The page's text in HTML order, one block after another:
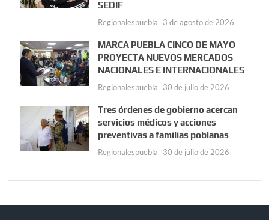
SEDIF
Regionalespuebla 3 de agosto de 2026
MARCA PUEBLA CINCO DE MAYO
PROYECTA NUEVOS MERCADOS
NACIONALES E INTERNACIONALES
Regionalespuebla 30 de julio de 2026
Tres órdenes de gobierno acercan
servicios médicos y acciones
preventivas a familias poblanas
Regionalespuebla 30 de julio de 2026